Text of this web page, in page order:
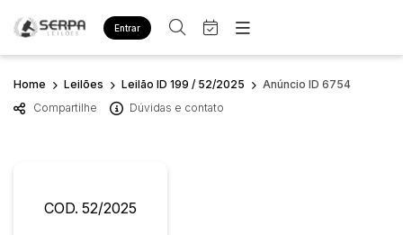
Entrar
Site
Busca por categoria
Busca por palavra-chave
Home
Home Leilões Leilão ID 199 / 52/2025
Anúncio ID 6754
Compartilhe
Dúvidas e contato
COD. 52/2025